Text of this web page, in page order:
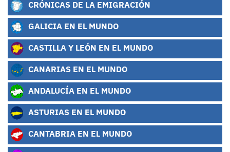
CRÓNICAS DE LA EMIGRACIÓN
GALICIA EN EL MUNDO
CASTILLA Y LEÓN EN EL MUNDO
CANARIAS EN EL MUNDO
ANDALUCÍA EN EL MUNDO
ASTURIAS EN EL MUNDO
CANTABRIA EN EL MUNDO